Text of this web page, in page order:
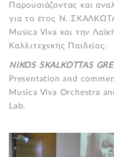
Παρουσιάζοντας και
για το έτος Ν.
Musica Viva και την
Καλλιτεχνκής Παιδείας.
NIKOS SKALKOTTAS
Presentation and
Musica Viva Orchestra
Lab.